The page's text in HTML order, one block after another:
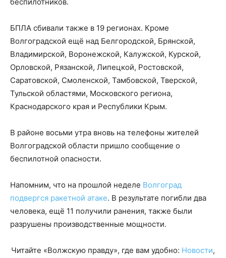
БПЛА сбивали также в 19 регионах. Кроме
Волгоградской ещё над Белгородской, Брянской,
Владимирской, Воронежской, Калужской, Курской,
Орловской, Рязанской, Липецкой, Ростовской,
Саратовской, Смоленской, Тамбовской, Тверской,
Тульской областями, Московского региона,
Краснодарского края и Республики Крым.
В районе восьми утра вновь на телефоны жителей
Волгоградской области пришло сообщение о
беспилотной опасности.
Напомним, что на прошлой неделе Волгоград
подвергся ракетной атаке. В результате погибли два
человека, ещё 11 получили ранения, также были
разрушены производственные мощности.
Читайте «Волжскую правду», где вам удобно: Новости,